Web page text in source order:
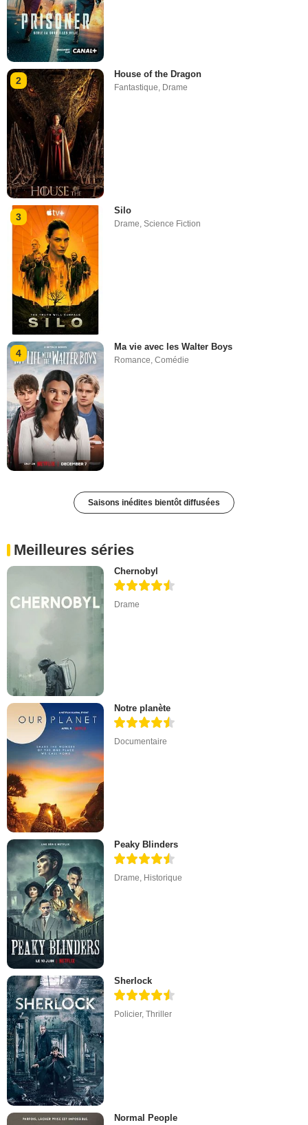
2
House of the Dragon
Fantastique Drame
3
Silo
Drame,Science Fiction
4
Ma vie avec les Walter Boys
Romance,Comédie
Saisons inédites bientôt diffusées
Meilleures séries
Chernobyl
Drame
Notre planète
Documentaire
Peaky Blinders
Drame, Historique
Sherlock
Policier,Thriller
Normal People